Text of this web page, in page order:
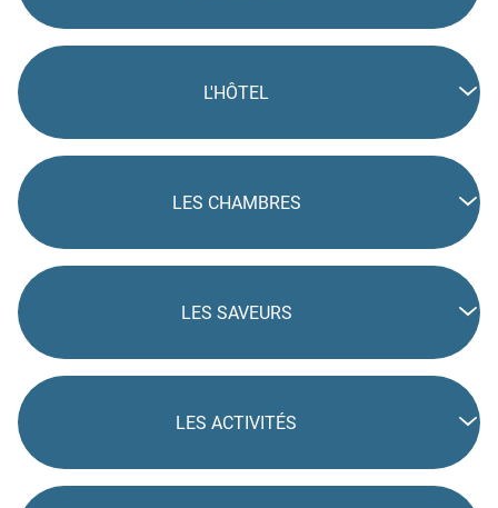
L'HÔTEL
LES CHAMBRES
LES SAVEURS
LES ACTIVITÉS